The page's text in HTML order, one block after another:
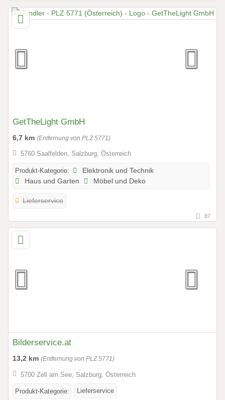
GetTheLight GmbH
6,7 km (Entfernung von PLZ 5771)
5760 Saalfelden, Salzburg, Österreich
Produkt-Kategorie:
Elektronik und Technik
Haus und Garten
Möbel und Deko
Lieferservice
87
Bilderservice.at
13,2 km (Entfernung von PLZ 5771)
5700 Zell am See, Salzburg, Österreich
Produkt-Kategorie: Lieferservice